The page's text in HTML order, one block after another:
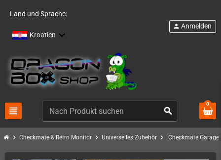
Land und Sprache:
Kroatien
view_headline search
person Anmelden
0
chevron_right Checkmate & Retro Monitor chevron_right Universelles Zubehör chevron_right Checkmate Garage